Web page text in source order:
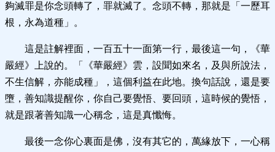
夠滅罪是你念頭轉了，罪就滅了。念頭不轉，那就是「一歷耳
根，永為道種」。
這是註解裡面，一百五十一面第一行，最後這一句，《華
嚴經》上說的。「《華嚴經》雲，設聞如來名，及與所說法，
不生信解，亦能成種」，這個利益在此地。換句話說，還是要
墮，善知識提醒你，你自己要覺悟、要回頭，這時候的覺悟，
就是跟著善知識一心稱念，這是真懺悔。
最後一念你心裏面是佛，沒有其它的，萬緣放下，一心稱